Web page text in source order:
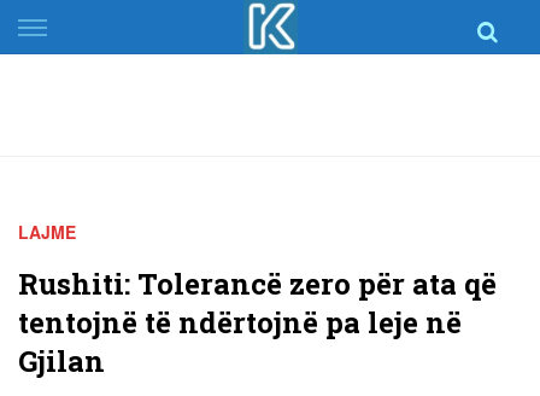
Skip
to
LAJME
Rushiti: Tolerancë zero për ata që
tentojnë të ndërtojnë pa leje në
Gjilan